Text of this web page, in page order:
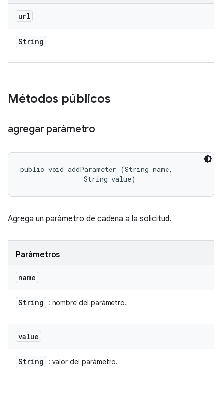
url
String
Métodos públicos
agregar parámetro
public void addParameter (String name,
                String value)
Agrega un parámetro de cadena a la solicitud.
Parámetros
name
String : nombre del parámetro.
value
String : valor del parámetro.